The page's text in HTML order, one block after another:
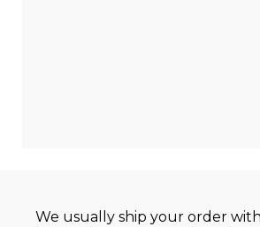
We usually ship your order